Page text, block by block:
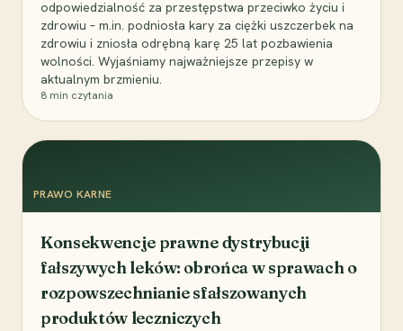
odpowiedzialność za przestępstwa przeciwko życiu i
zdrowiu – m.in. podniosła kary za ciężki uszczerbek na
zdrowiu i zniosła odrębną karę 25 lat pozbawienia
wolności. Wyjaśniamy najważniejsze przepisy w
aktualnym brzmieniu.
8 min czytania
PRAWO KARNE
Konsekwencje prawne dystrybucji
fałszywych leków: obrońca w sprawach o
rozpowszechnianie sfałszowanych
produktów leczniczych